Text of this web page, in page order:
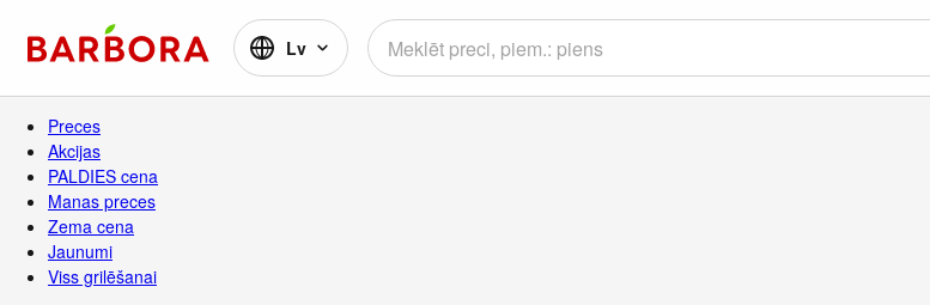
Lv
Preces
Akcijas
PALDIES cena
Manas preces
Zema cena
Jaunumi
Viss grilēšanai